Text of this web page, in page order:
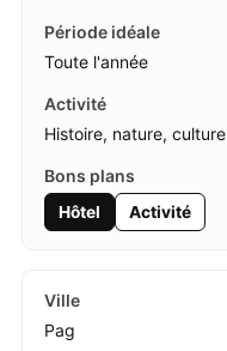
Toute l'année
Histoire, nature, culture
Hôtel Activité
Pag